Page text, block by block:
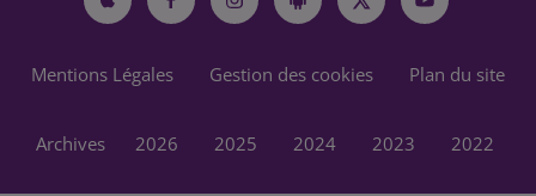
Mentions Légales Gestion des cookies Plan du site
Archives 2026 2025 2024 2023 2022